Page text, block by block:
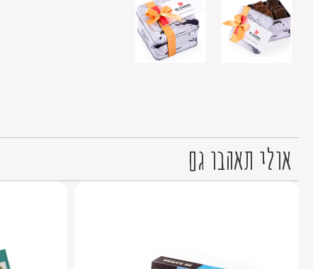
אולי תאהבו גם